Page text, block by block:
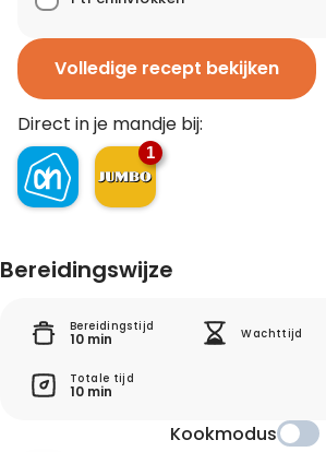
Volledige recept bekijken
Direct in je mandje bij:
1
Bereidingswijze
Bereidingstijd
10 min Wachttijd
Totale tijd
10 min
Kookmodus